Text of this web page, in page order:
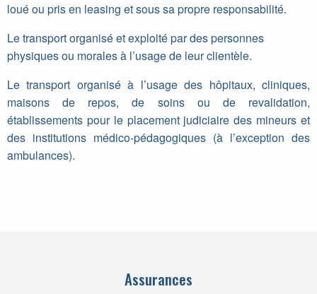
loué ou pris en leasing et sous sa propre responsabilité.
Le transport organisé et exploité par des personnes
physiques ou morales à l’usage de leur clientèle.
Le transport organisé à l’usage des hôpitaux, cliniques,
maisons de repos, de soins ou de revalidation,
établissements pour le placement judiciaire des mineurs et
des institutions médico-pédagogiques (à l’exception des
ambulances).
Assurances